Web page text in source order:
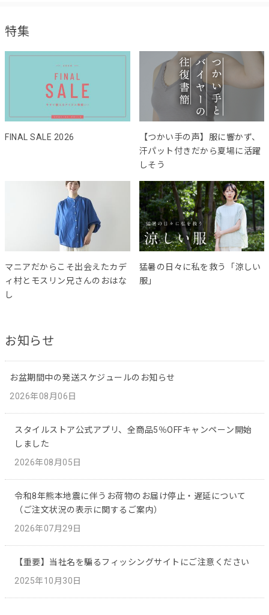
特集
FINAL SALE 2026
【つかい手の声】服に響かず、
汗パット付きだから夏場に活躍
しそう
マニアだからこそ出会えたカデ
ィ村とモスリン兄さんのおはな
し
猛暑の日々に私を救う「涼しい
服」
お知らせ
お盆期間中の発送スケジュールのお知らせ
2026年08月06日
スタイルストア公式アプリ、全商品5％OFFキャンペーン開始
しました
2026年08月05日
令和8年熊本地震に伴うお荷物のお届け停止・遅延について
（ご注文状況の表示に関するご案内）
2026年07月29日
【重要】当社名を騙るフィッシングサイトにご注意ください
2025年10月30日